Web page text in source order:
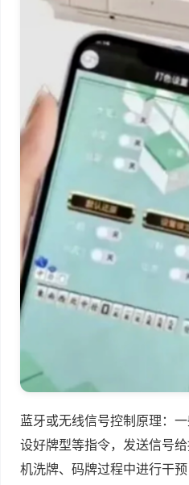
蓝牙或无线信号控制原理：
设好牌型等指令，发送信号
机洗牌、码牌过程中进行干预